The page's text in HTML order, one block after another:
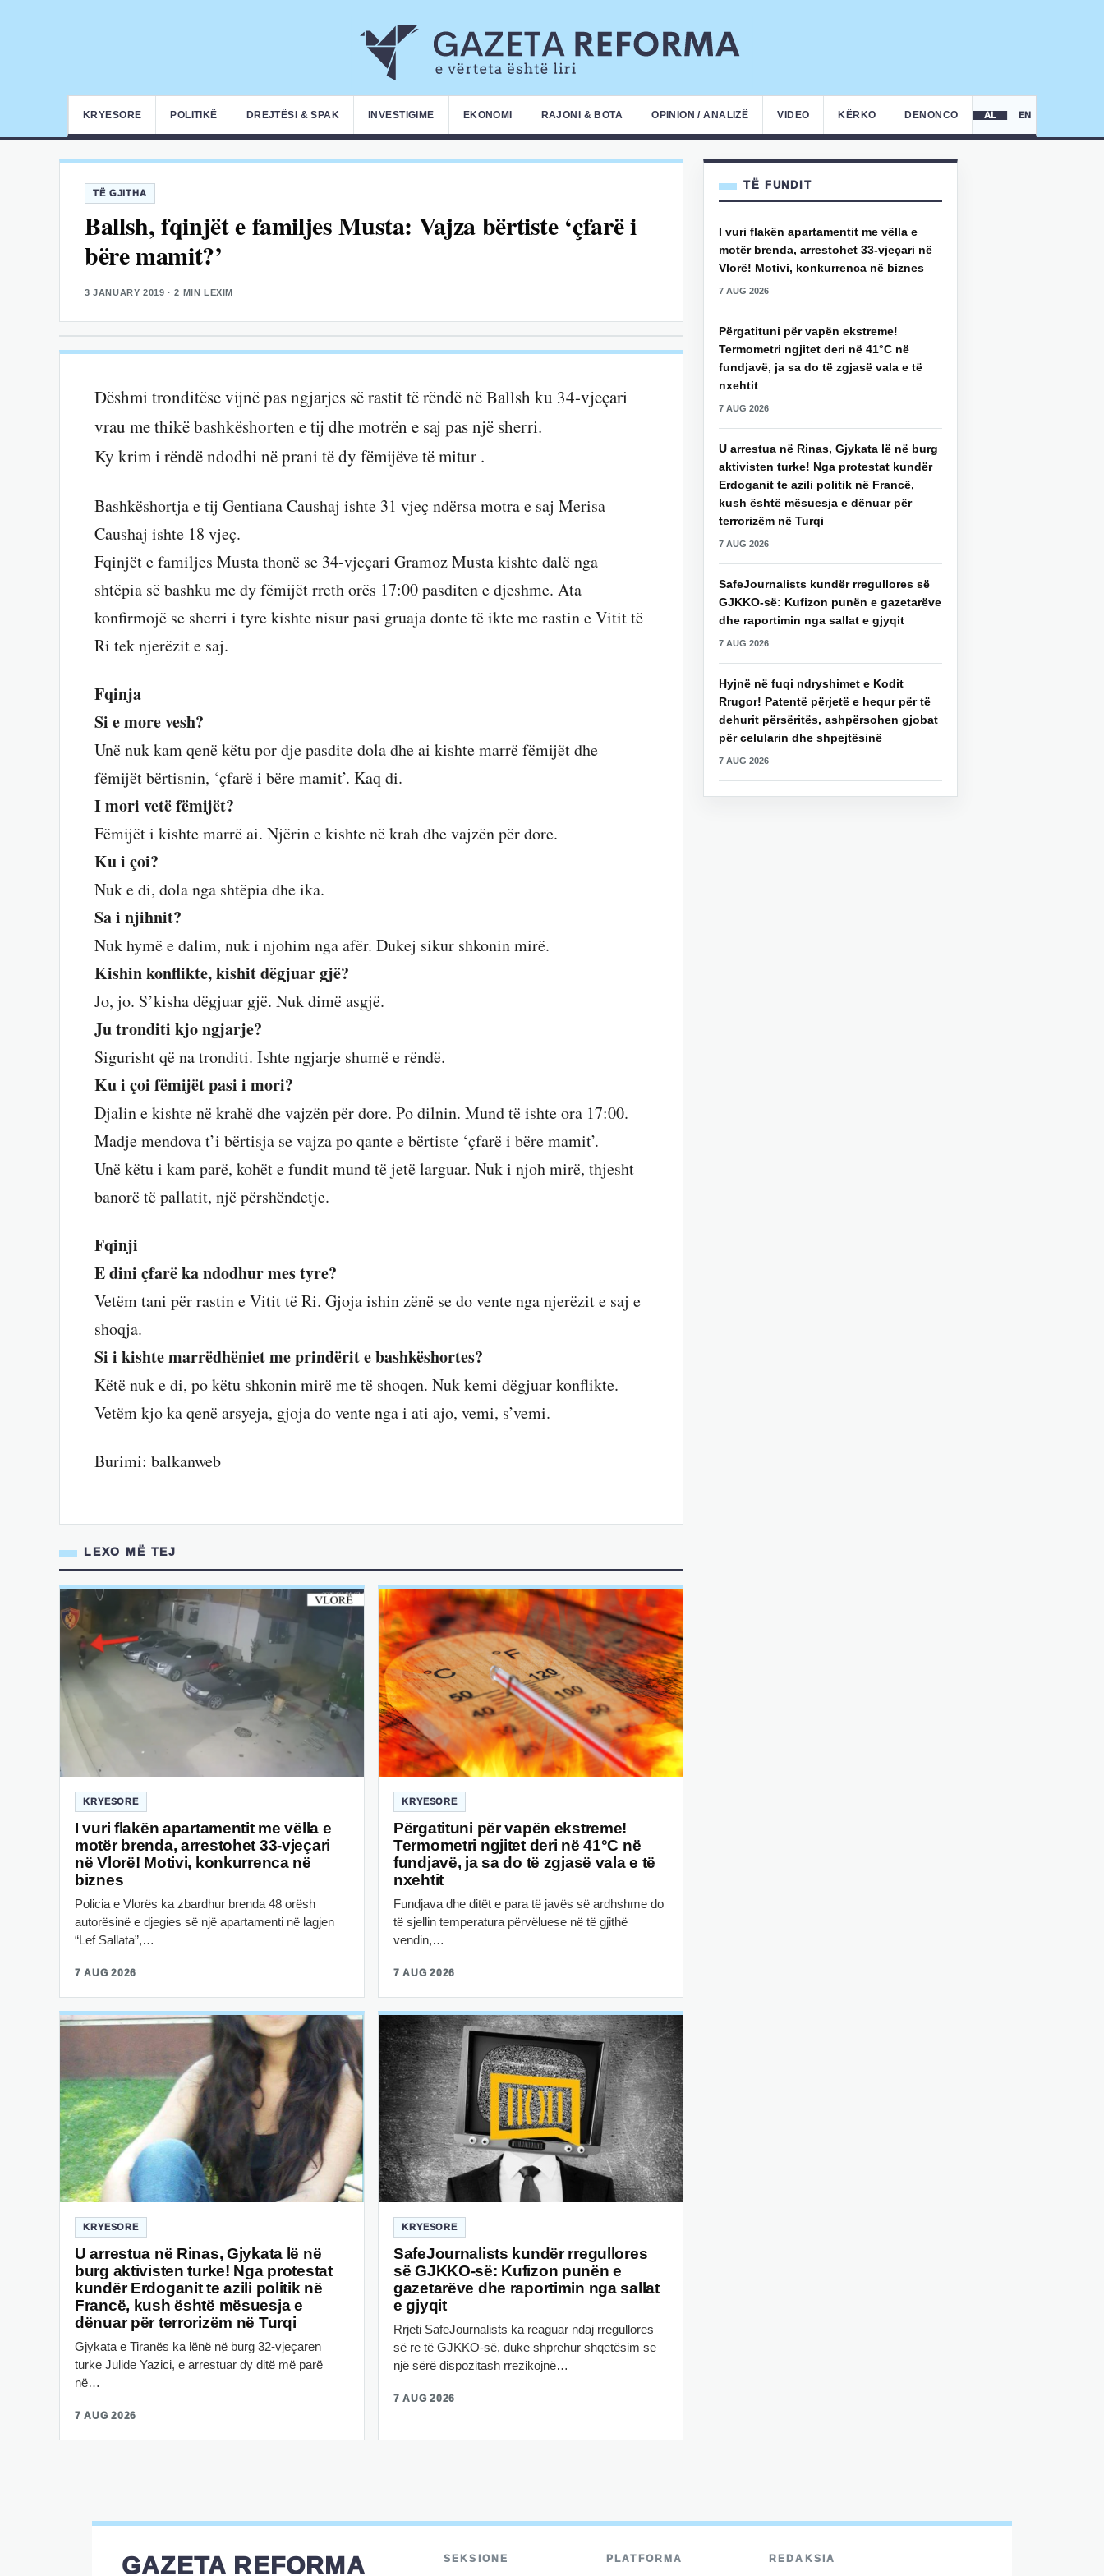
KRYESORE POLITIKË DREJTËSI & SPAK INVESTIGIME EKONOMI RAJONI & BOTA OPINION / ANALIZË VIDEO KËRKO DENONCO AL EN
TË GJITHA
Ballsh, fqinjët e familjes Musta: Vajza bërtiste ‘çfarë i
bëre mamit?’
3 JANUARY 2019 · 2 MIN LEXIM
Dëshmi tronditëse vijnë pas ngjarjes së rastit të rëndë në Ballsh ku 34-vjeçari
vrau me thikë bashkëshorten e tij dhe motrën e saj pas një sherri.
Ky krim i rëndë ndodhi në prani të dy fëmijëve të mitur .
Bashkëshortja e tij Gentiana Caushaj ishte 31 vjeç ndërsa motra e saj Merisa
Caushaj ishte 18 vjeç.
Fqinjët e familjes Musta thonë se 34-vjeçari Gramoz Musta kishte dalë nga
shtëpia së bashku me dy fëmijët rreth orës 17:00 pasditen e djeshme. Ata
konfirmojë se sherri i tyre kishte nisur pasi gruaja donte të ikte me rastin e Vitit të
Ri tek njerëzit e saj.
Fqinja
Si e more vesh?
Unë nuk kam qenë këtu por dje pasdite dola dhe ai kishte marrë fëmijët dhe
fëmijët bërtisnin, ‘çfarë i bëre mamit’. Kaq di.
I mori vetë fëmijët?
Fëmijët i kishte marrë ai. Njërin e kishte në krah dhe vajzën për dore.
Ku i çoi?
Nuk e di, dola nga shtëpia dhe ika.
Sa i njihnit?
Nuk hymë e dalim, nuk i njohim nga afër. Dukej sikur shkonin mirë.
Kishin konflikte, kishit dëgjuar gjë?
Jo, jo. S’kisha dëgjuar gjë. Nuk dimë asgjë.
Ju tronditi kjo ngjarje?
Sigurisht që na tronditi. Ishte ngjarje shumë e rëndë.
Ku i çoi fëmijët pasi i mori?
Djalin e kishte në krahë dhe vajzën për dore. Po dilnin. Mund të ishte ora 17:00.
Madje mendova t’i bërtisja se vajza po qante e bërtiste ‘çfarë i bëre mamit’.
Unë këtu i kam parë, kohët e fundit mund të jetë larguar. Nuk i njoh mirë, thjesht
banorë të pallatit, një përshëndetje.
Fqinji
E dini çfarë ka ndodhur mes tyre?
Vetëm tani për rastin e Vitit të Ri. Gjoja ishin zënë se do vente nga njerëzit e saj e
shoqja.
Si i kishte marrëdhëniet me prindërit e bashkëshortes?
Këtë nuk e di, po këtu shkonin mirë me të shoqen. Nuk kemi dëgjuar konflikte.
Vetëm kjo ka qenë arsyeja, gjoja do vente nga i ati ajo, vemi, s’vemi.
Burimi: balkanweb
LEXO MË TEJ
KRYESORE
I vuri flakën apartamentit me vëlla e
motër brenda, arrestohet 33-vjeçari
në Vlorë! Motivi, konkurrenca në
biznes
Policia e Vlorës ka zbardhur brenda 48 orësh
autorësinë e djegies së një apartamenti në lagjen
“Lef Sallata”,…
7 AUG 2026
KRYESORE
Përgatituni për vapën ekstreme!
Termometri ngjitet deri në 41°C në
fundjavë, ja sa do të zgjasë vala e të
nxehtit
Fundjava dhe ditët e para të javës së ardhshme do
të sjellin temperatura përvëluese në të gjithë
vendin,…
7 AUG 2026
KRYESORE
U arrestua në Rinas, Gjykata lë në
burg aktivisten turke! Nga protestat
kundër Erdoganit te azili politik në
Francë, kush është mësuesja e
dënuar për terrorizëm në Turqi
Gjykata e Tiranës ka lënë në burg 32-vjeçaren
turke Julide Yazici, e arrestuar dy ditë më parë
në…
7 AUG 2026
KRYESORE
SafeJournalists kundër rregullores
së GJKKO-së: Kufizon punën e
gazetarëve dhe raportimin nga sallat
e gjyqit
Rrjeti SafeJournalists ka reaguar ndaj rregullores
së re të GJKKO-së, duke shprehur shqetësim se
një sërë dispozitash rrezikojnë…
7 AUG 2026
TË FUNDIT
I vuri flakën apartamentit me vëlla e
motër brenda, arrestohet 33-vjeçari në
Vlorë! Motivi, konkurrenca në biznes
7 AUG 2026
Përgatituni për vapën ekstreme!
Termometri ngjitet deri në 41°C në
fundjavë, ja sa do të zgjasë vala e të
nxehtit
7 AUG 2026
U arrestua në Rinas, Gjykata lë në burg
aktivisten turke! Nga protestat kundër
Erdoganit te azili politik në Francë,
kush është mësuesja e dënuar për
terrorizëm në Turqi
7 AUG 2026
SafeJournalists kundër rregullores së
GJKKO-së: Kufizon punën e gazetarëve
dhe raportimin nga sallat e gjyqit
7 AUG 2026
Hyjnë në fuqi ndryshimet e Kodit
Rrugor! Patentë përjetë e hequr për të
dehurit përsëritës, ashpërsohen gjobat
për celularin dhe shpejtësinë
7 AUG 2026
GAZETA REFORMA SEKSIONE PLATFORMA REDAKSIA